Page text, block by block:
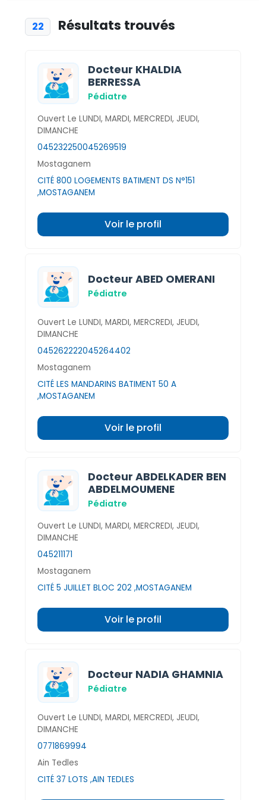
22 Résultats trouvés
Docteur KHALDIA
BERRESSA
Pédiatre
Ouvert Le LUNDI, MARDI, MERCREDI, JEUDI,
DIMANCHE
045232250045269519
Mostaganem
CITÉ 800 LOGEMENTS BATIMENT DS N°151
,MOSTAGANEM
Voir le profil
Docteur ABED OMERANI
Pédiatre
Ouvert Le LUNDI, MARDI, MERCREDI, JEUDI,
DIMANCHE
045262222045264402
Mostaganem
CITÉ LES MANDARINS BATIMENT 50 A
,MOSTAGANEM
Voir le profil
Docteur ABDELKADER BEN
ABDELMOUMENE
Pédiatre
Ouvert Le LUNDI, MARDI, MERCREDI, JEUDI,
DIMANCHE
045211171
Mostaganem
CITÉ 5 JUILLET BLOC 202 ,MOSTAGANEM
Voir le profil
Docteur NADIA GHAMNIA
Pédiatre
Ouvert Le LUNDI, MARDI, MERCREDI, JEUDI,
DIMANCHE
0771869994
Ain Tedles
CITÉ 37 LOTS ,AIN TEDLES